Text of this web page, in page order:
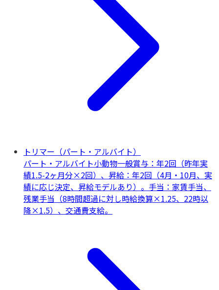
トリマー（パート・アルバイト）
パート・アルバイト小動物一般賞与：年2回（昨年実
績1.5-2ヶ月分×2回）、昇給：年2回（4月・10月、実
績に応じ決定、昇給モデルあり）。手当：家賃手当、
残業手当（8時間超過に対し時給換算×1.25、22時以
降×1.5）、交通費支給。